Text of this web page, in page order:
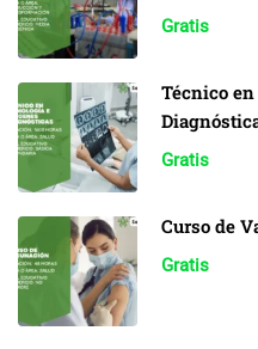
Gratis
Técnico
Gratis
Curso de
Gratis